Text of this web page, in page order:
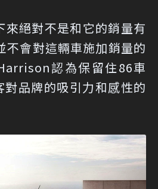
來絕對不是和它的銷量有
不會對這輛車施加銷量的
認為保留住86車
對品牌的吸引力和感性的